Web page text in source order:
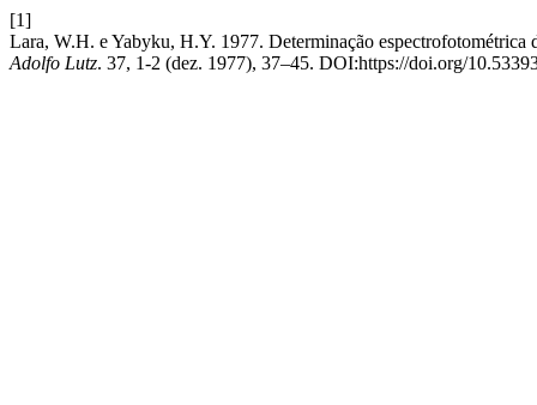
[1]
Lara, W.H. e Yabyku, H.Y. 1977. Determinação espectrofotométrica
Adolfo Lutz. 37, 1-2 (dez. 1977), 37–45. DOI:https://doi.org/